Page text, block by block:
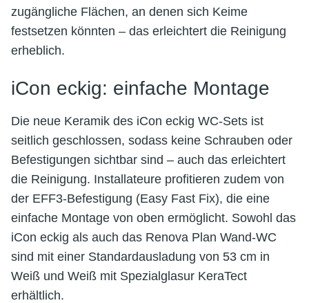
zugängliche Flächen, an denen sich Keime
festsetzen könnten – das erleichtert die Reinigung
erheblich.
iCon eckig: einfache Montage
Die neue Keramik des iCon eckig WC-Sets ist
seitlich geschlossen, sodass keine Schrauben oder
Befestigungen sichtbar sind – auch das erleichtert
die Reinigung. Installateure profitieren zudem von
der EFF3-Befestigung (Easy Fast Fix), die eine
einfache Montage von oben ermöglicht. Sowohl das
iCon eckig als auch das Renova Plan Wand-WC
sind mit einer Standardausladung von 53 cm in
Weiß und Weiß mit Spezialglasur KeraTect
erhältlich.